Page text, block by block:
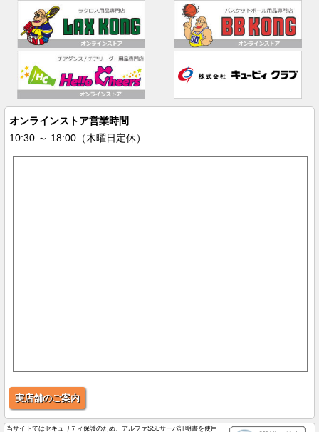
オンラインストア営業時間
10:30 ～ 18:00（木曜日定休）
実店舗のご案内
当サイトではセキュリティ保護のため、アルファSSLサーバ証明書を使用